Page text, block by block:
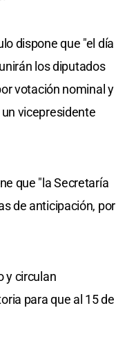
dispone que "el día
los diputados
votación nominal y
vicepresidente
que "la Secretaría
de anticipación, por
y circulan
para que al 15 de